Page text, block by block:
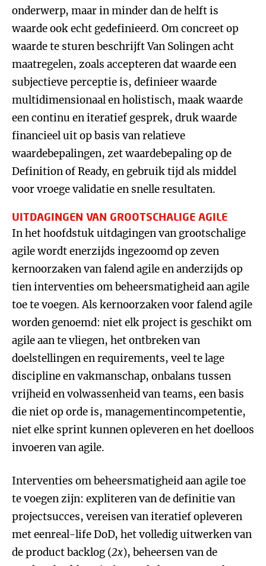
onderwerp, maar in minder dan de helft is
waarde ook echt gedefinieerd. Om concreet op
waarde te sturen beschrijft Van Solingen acht
maatregelen, zoals accepteren dat waarde een
subjectieve perceptie is, definieer waarde
multidimensionaal en holistisch, maak waarde
een continu en iteratief gesprek, druk waarde
financieel uit op basis van relatieve
waardebepalingen, zet waardebepaling op de
Definition of Ready, en gebruik tijd als middel
voor vroege validatie en snelle resultaten.
UITDAGINGEN VAN GROOTSCHALIGE AGILE
In het hoofdstuk uitdagingen van grootschalige
agile wordt enerzijds ingezoomd op zeven
kernoorzaken van falend agile en anderzijds op
tien interventies om beheersmatigheid aan agile
toe te voegen. Als kernoorzaken voor falend agile
worden genoemd: niet elk project is geschikt om
agile aan te vliegen, het ontbreken van
doelstellingen en requirements, veel te lage
discipline en vakmanschap, onbalans tussen
vrijheid en volwassenheid van teams, een basis
die niet op orde is, managementincompetentie,
niet elke sprint kunnen opleveren en het doelloos
invoeren van agile.
Interventies om beheersmatigheid aan agile toe
te voegen zijn: expliteren van de definitie van
projectsucces, vereisen van iteratief opleveren
met eenreal-life DoD, het volledig uitwerken van
de product backlog (2x), beheersen van de